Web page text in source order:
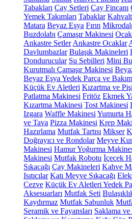
Tabakları Çay Setleri Çay Fincanı
Yemek Takımları Tabaklar
Matara Beyaz Eşya Fırın
Buzdolabı Çamaşır Makinesi Ocak
Ankastre Setler Ankastre Ocaklar
Davlumbazlar Bulaşık Makineleri
Dondurucular Su Sebilleri Mini
Kurutmalı Çamaşır Makinesi
Beyaz Eşya Yedek Parça ve
Küçük Ev Aletleri Kızartma ve
Patlatma Makinesi Fritöz Ekmek
Kızartma Makinesi Tost Makinesi
Izgara Waffle Makinesi Yumurta
ve Tava Pizza Makinesi Krep
Hazırlama Mutfak Tartısı Mikser
Doğrayıcı ve Rondolar Meyve
Makinesi Hamur Yoğurma
Makinesi Mutfak Robotu İçecek
Sıkacağı Çay Makineleri Kahve
Isıtıcılar Katı Meyve Sıkacağı
Cezve Küçük Ev Aletleri Yedek
Aksesuarları Mutfak Seti
Kaydırmaz Mutfak Sabunluk
Seramik ve Fayansları Saklama